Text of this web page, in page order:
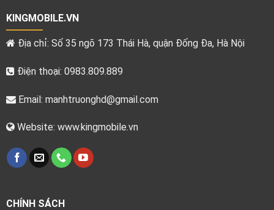
KINGMOBILE.VN
Địa chỉ: Số 35 ngõ 173 Thái Hà, quận Đống Đa, Hà Nội
Điện thoại: 0983.809.889
Email: manhtruonghd@gmail.com
Website: www.kingmobile.vn
CHÍNH SÁCH